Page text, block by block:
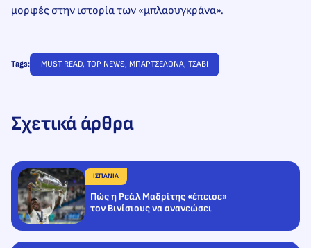
μορφές στην ιστορία των «μπλαουγκράνα».
Tags: MUST READ, TOP NEWS, ΜΠΑΡΤΣΕΛΟΝΑ, ΤΣΑΒΙ
Σχετικά άρθρα
ΙΣΠΑΝΙΑ
Πώς η Ρεάλ Μαδρίτης «έπεισε»
τον Βινίσιους να ανανεώσει